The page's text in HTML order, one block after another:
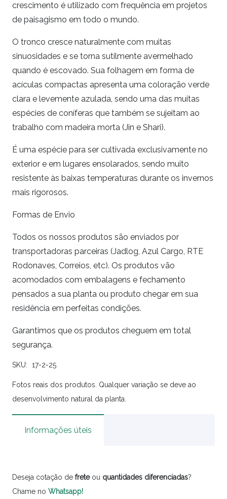
crescimento é utilizado com frequência em projetos
de paisagismo em todo o mundo.
O tronco cresce naturalmente com muitas
sinuosidades e se torna sutilmente avermelhado
quando é escovado. Sua folhagem em forma de
acículas compactas apresenta uma coloração verde
clara e levemente azulada, sendo uma das muitas
espécies de coníferas que também se sujeitam ao
trabalho com madeira morta (Jin e Shari).
É uma espécie para ser cultivada exclusivamente no
exterior e em lugares ensolarados, sendo muito
resistente às baixas temperaturas durante os invernos
mais rigorosos.
Formas de Envio
Todos os nossos produtos são enviados por
transportadoras parceiras (Jadlog, Azul Cargo, RTE
Rodonaves, Correios, etc). Os produtos vão
acomodados com embalagens e fechamento
pensados a sua planta ou produto chegar em sua
residência em perfeitas condições.
Garantimos que os produtos cheguem em total
segurança.
SKU: 17-2-25
Fotos reais dos produtos. Qualquer variação se deve ao
desenvolvimento natural da planta.
Informações úteis
Deseja cotação de freteou quantidades diferenciadas?
Chame no Whatsapp!